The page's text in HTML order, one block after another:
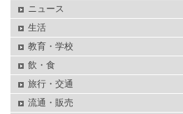
ニュース
生活
教育・学校
飲・食
旅行・交通
流通・販売